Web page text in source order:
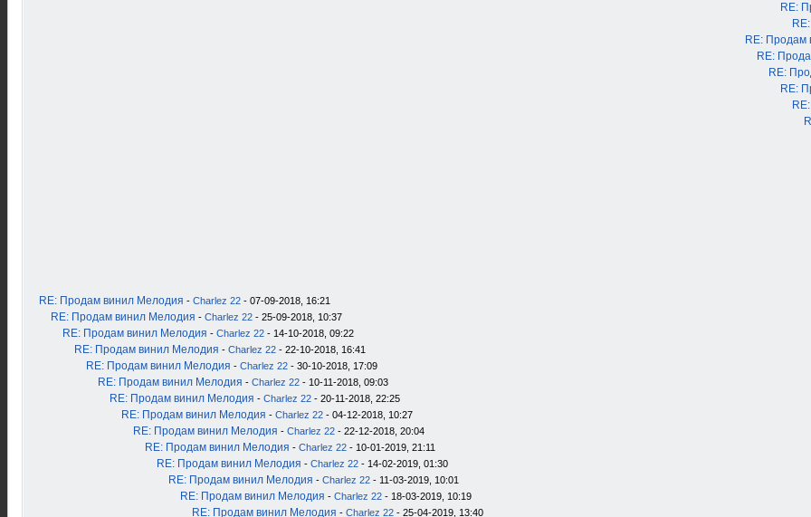
RE:
RE: Продам
RE:
RE:
RE:
RE: Продам винил Мелодия - Charlez 22 - 07-09-2018, 16:21
RE: Продам винил Мелодия - Charlez 22 - 25-09-2018, 10:37
RE: Продам винил Мелодия - Charlez 22 - 14-10-2018, 09:22
RE: Продам винил Мелодия - Charlez 22 - 22-10-2018, 16:41
RE: Продам винил Мелодия - Charlez 22 - 30-10-2018, 17:09
RE: Продам винил Мелодия - Charlez 22 - 10-11-2018, 09:03
RE: Продам винил Мелодия - Charlez 22 - 20-11-2018, 22:25
RE: Продам винил Мелодия - Charlez 22 - 04-12-2018, 10:27
RE: Продам винил Мелодия - Charlez 22 - 22-12-2018, 20:04
RE: Продам винил Мелодия - Charlez 22 - 10-01-2019, 21:11
RE: Продам винил Мелодия - Charlez 22 - 14-02-2019, 01:30
RE: Продам винил Мелодия - Charlez 22 - 11-03-2019, 10:01
RE: Продам винил Мелодия - Charlez 22 - 18-03-2019, 10:19
RE: Продам винил Мелодия - Charlez 22 - 25-04-2019, 13:40